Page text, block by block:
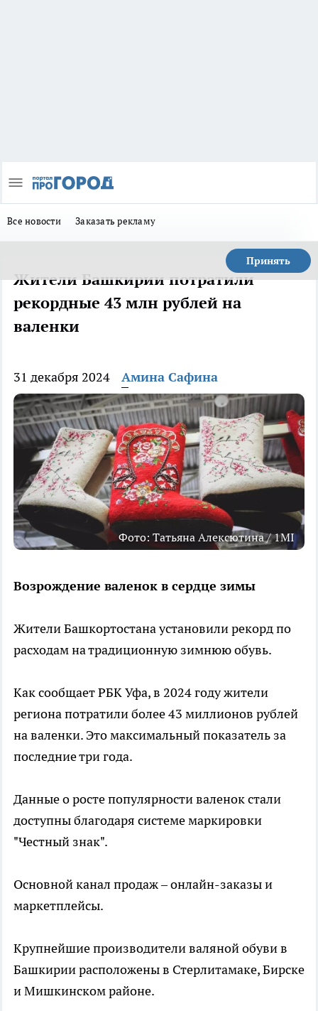
Все новости Заказать рекламу
Принять
Жители Башкирии потратили
рекордные 43 млн рублей на
валенки
31 декабря 2024 Амина Сафина
Фото: Татьяна Алексютина / 1MI
Возрождение валенок в сердце зимы
Жители Башкортостана установили рекорд по
расходам на традиционную зимнюю обувь.
Как сообщает РБК Уфа, в 2024 году жители
региона потратили более 43 миллионов рублей
на валенки. Это максимальный показатель за
последние три года.
Данные о росте популярности валенок стали
доступны благодаря системе маркировки
"Честный знак".
Основной канал продаж – онлайн-заказы и
маркетплейсы.
Крупнейшие производители валяной обуви в
Башкирии расположены в Стерлитамаке, Бирске
и Мишкинском районе.